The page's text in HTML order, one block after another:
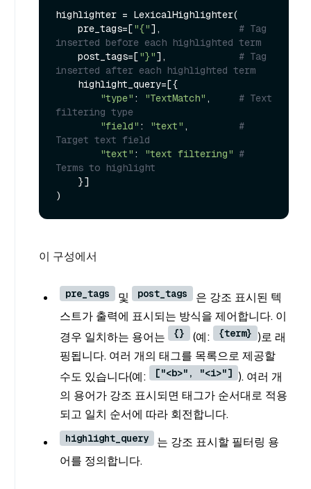
highlighter = LexicalHighlighter(
    pre_tags=[
"{"], # Tag
inserted before each highlighted term
    post_tags=[
"}"], # Tag
inserted after each highlighted term
"type" : "TextMatch" , # Text
filtering type
"field" : "text" , #
Target text field
"text" : "text filtering" #
Terms to highlight
이 구성에서
pre_tags 및 post_tags
은 강조 표시된 텍
스트가 출력에 표시되는 방식을 제어합니다. 이
경우 일치하는 용어는
{} (예: {term} )로 래
핑됩니다. 여러 개의 태그를 목록으로 제공할
수도 있습니다(예:
["<b>", "<i>"] ). 여러 개
의 용어가 강조 표시되면 태그가 순서대로 적용
되고 일치 순서에 따라 회전합니다.
highlight_query
는 강조 표시할 필터링 용
어를 정의합니다.